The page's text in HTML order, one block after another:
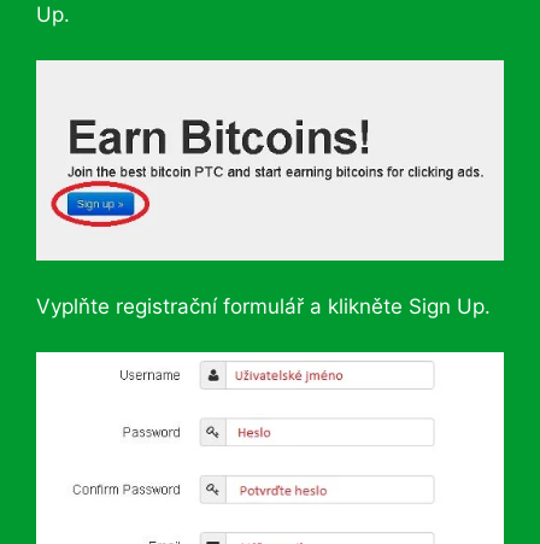
Up.
Vyplňte registrační formulář a klikněte Sign Up.